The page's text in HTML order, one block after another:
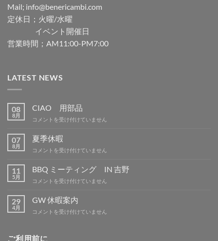
Mail; info@benericambi.com
定休日；火曜/水曜
イベント開催日
営業時間；AM11:00-PM7:00
LATEST NEWS
08
8月
CIAO 用部品
CIAO
部
品
は
コメントを受け付けていません
07
8月
夏季休暇
夏
休
暇
は
コメントを受け付けていません
11
5月
BBQ ミーティング IN 吉野
BBQ
ー
テ
ィ
IN
コメントを受け付けていません
29
4月
GW 休暇案内
GW
案
コメントを受け付けていません
ご利用前に